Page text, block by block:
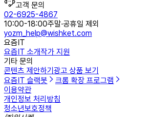
고객 문의
02-6925-4867
10:00-18:00주말·공휴일 제외
yozm_help@wishket.com
요즘IT
요즘IT 소개작가 지원
기타 문의
콘텐츠 제안하기 광고 상품 보기
요즘IT 슬랙봇
크롬 확장 프로그램
이용약관
개인정보 처리방침
청소년보호정책